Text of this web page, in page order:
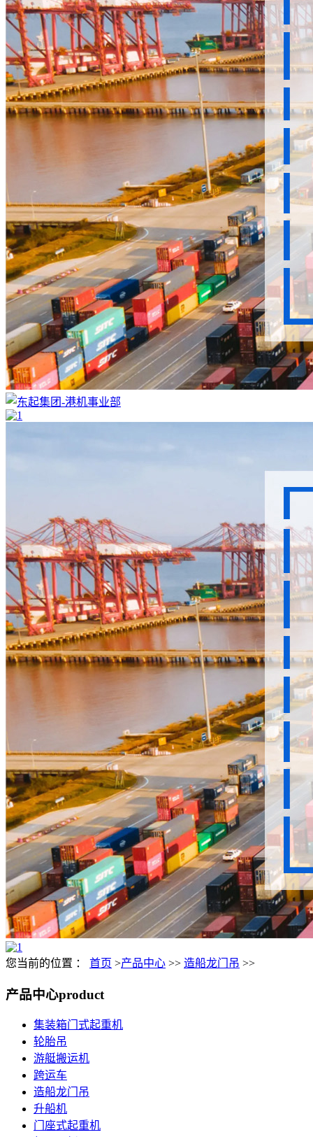
您当前的位置 ： 首页 >产品中心 >> 造船龙门吊 >>
产品中心product
集装箱门式起重机
轮胎吊
游艇搬运机
跨运车
造船龙门吊
升船机
门座式起重机